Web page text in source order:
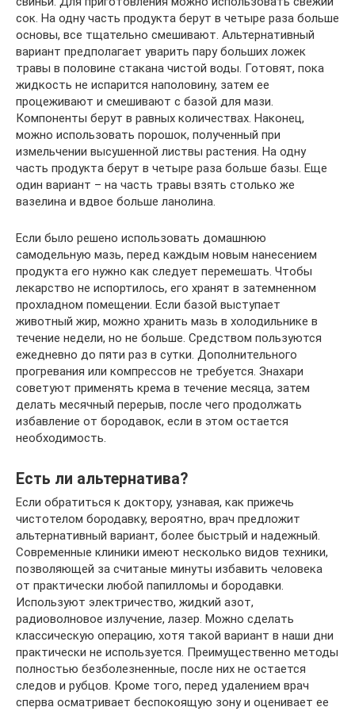
сок. На одну часть продукта берут в четыре раза больше
основы, все тщательно смешивают. Альтернативный
вариант предполагает уварить пару больших ложек
травы в половине стакана чистой воды. Готовят, пока
жидкость не испарится наполовину, затем ее
процеживают и смешивают с базой для мази.
Компоненты берут в равных количествах. Наконец,
можно использовать порошок, полученный при
измельчении высушенной листвы растения. На одну
часть продукта берут в четыре раза больше базы. Еще
один вариант – на часть травы взять столько же
вазелина и вдвое больше ланолина.
Если было решено использовать домашнюю
самодельную мазь, перед каждым новым нанесением
продукта его нужно как следует перемешать. Чтобы
лекарство не испортилось, его хранят в затемненном
прохладном помещении. Если базой выступает
животный жир, можно хранить мазь в холодильнике в
течение недели, но не больше. Средством пользуются
ежедневно до пяти раз в сутки. Дополнительного
прогревания или компрессов не требуется. Знахари
советуют применять крема в течение месяца, затем
делать месячный перерыв, после чего продолжать
избавление от бородавок, если в этом остается
необходимость.
Есть ли альтернатива?
Если обратиться к доктору, узнавая, как прижечь
чистотелом бородавку, вероятно, врач предложит
альтернативный вариант, более быстрый и надежный.
Современные клиники имеют несколько видов техники,
позволяющей за считаные минуты избавить человека
от практически любой папилломы и бородавки.
Используют электричество, жидкий азот,
радиоволновое излучение, лазер. Можно сделать
классическую операцию, хотя такой вариант в наши дни
практически не используется. Преимущественно методы
полностью безболезненные, после них не остается
следов и рубцов. Кроме того, перед удалением врач
сперва осматривает беспокоящую зону и оценивает ее